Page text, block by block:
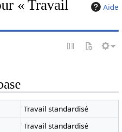
Aide
« Travail
Travail standardisé
Travail standardisé